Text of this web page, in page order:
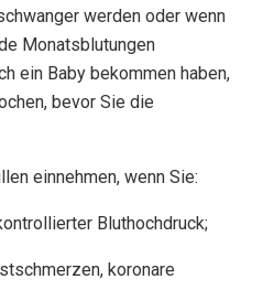
werden oder wenn
Monatsblutungen
ein Baby bekommen haben,
bevor Sie die
einnehmen, wenn Sie:
Bluthochdruck;
koronare